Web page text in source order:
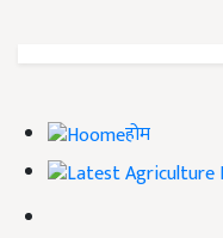
होम